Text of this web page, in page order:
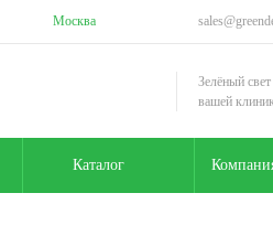
Москва
Зелёный свет
вашей
Каталог